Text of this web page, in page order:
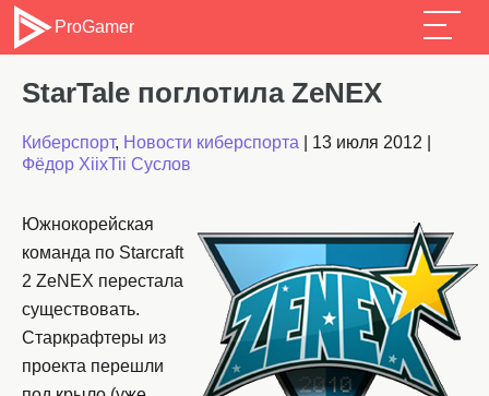
ProGamer
StarTale поглотила ZeNEX
Киберспорт, Новости киберспорта 13 июля 2012
Фёдор XiixTii Суслов
Южнокорейская
команда по Starcraft
2 ZeNEX перестала
существовать.
Старкрафтеры из
проекта перешли